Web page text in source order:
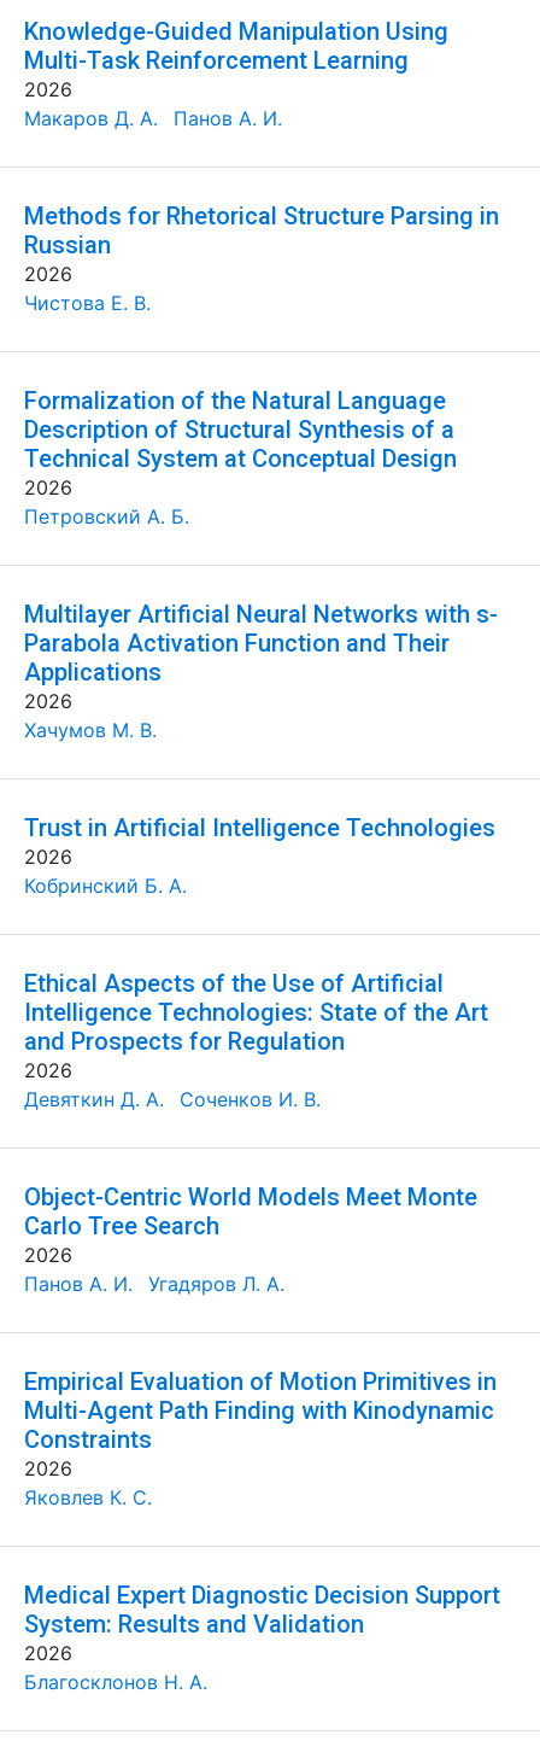
Knowledge-Guided Manipulation Using
Multi-Task Reinforcement Learning
2026
Макаров Д. А.
Панов А. И.
Methods for Rhetorical Structure Parsing in
Russian
2026
Чистова Е. В.
Formalization of the Natural Language
Description of Structural Synthesis of a
Technical System at Conceptual Design
2026
Петровский А. Б.
Multilayer Artificial Neural Networks with s-
Parabola Activation Function and Their
Applications
2026
Хачумов М. В.
Trust in Artificial Intelligence Technologies
2026
Кобринский Б. А.
Ethical Aspects of the Use of Artificial
Intelligence Technologies: State of the Art
and Prospects for Regulation
2026
Девяткин Д. А.
Соченков И. В.
Object-Centric World Models Meet Monte
Carlo Tree Search
2026
Панов А. И.
Угадяров Л. А.
Empirical Evaluation of Motion Primitives in
Multi-Agent Path Finding with Kinodynamic
Constraints
2026
Яковлев К. С.
Medical Expert Diagnostic Decision Support
System: Results and Validation
2026
Благосклонов Н. А.